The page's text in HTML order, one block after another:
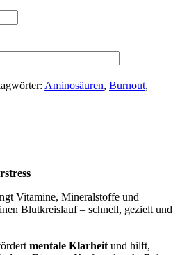
+
Aminosäuren, Burnout,
Vitamine, Mineralstoffe und
Blutkreislauf – schnell, gezielt und
mentale Klarheit und hilft,